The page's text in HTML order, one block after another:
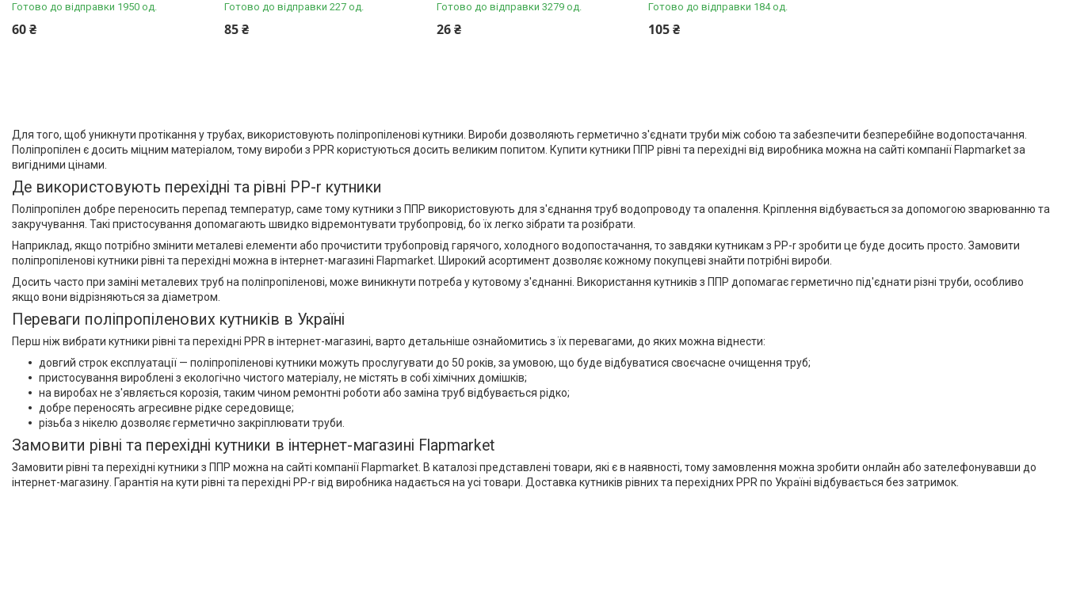
Готово до відправки 1950 од.
60 ₴
Готово до відправки 227 од.
85 ₴
Готово до відправки 3279 од.
26 ₴
Готово до відправки 184 од.
105 ₴
Для того, щоб уникнути протікання у трубах, використовують поліпропіленові кутники. Вироби дозволяють герметично з'єднати труби між собою та забезпечити безперебійне водопостачання.
Поліпропілен є досить міцним матеріалом, тому вироби з PPR користуються досить великим попитом. Купити кутники ППР рівні та перехідні від виробника можна на сайті компанії Flapmarket за
вигідними цінами.
Де використовують перехідні та рівні PP-r кутники
Поліпропілен добре переносить перепад температур, саме тому кутники з ППР використовують для з'єднання труб водопроводу та опалення. Кріплення відбувається за допомогою зварюванню та
закручування. Такі пристосування допомагають швидко відремонтувати трубопровід, бо їх легко зібрати та розібрати.
Наприклад, якщо потрібно змінити металеві елементи або прочистити трубопровід гарячого, холодного водопостачання, то завдяки кутникам з PP-r зробити це буде досить просто. Замовити
поліпропіленові кутники рівні та перехідні можна в інтернет-магазині Flapmarket. Широкий асортимент дозволяє кожному покупцеві знайти потрібні вироби.
Досить часто при заміні металевих труб на поліпропіленові, може виникнути потреба у кутовому з'єднанні. Використання кутників з ППР допомагає герметично під'єднати різні труби, особливо
якщо вони відрізняються за діаметром.
Переваги поліпропіленових кутників в Україні
Перш ніж вибрати кутники рівні та перехідні PPR в інтернет-магазині, варто детальніше ознайомитись з їх перевагами, до яких можна віднести:
довгий строк експлуатації — поліпропіленові кутники можуть прослугувати до 50 років, за умовою, що буде відбуватися своєчасне очищення труб;
пристосування вироблені з екологічно чистого матеріалу, не містять в собі хімічних домішків;
на виробах не з'являється корозія, таким чином ремонтні роботи або заміна труб відбувається рідко;
добре переносять агресивне рідке середовище;
різьба з нікелю дозволяє герметично закріплювати труби.
Замовити рівні та перехідні кутники в інтернет-магазині Flapmarket
Замовити рівні та перехідні кутники з ППР можна на сайті компанії Flapmarket. В каталозі представлені товари, які є в наявності, тому замовлення можна зробити онлайн або зателефонувавши до
інтернет-магазину. Гарантія на кути рівні та перехідні PP-r від виробника надається на усі товари. Доставка кутників рівних та перехідних PPR по Україні відбувається без затримок.